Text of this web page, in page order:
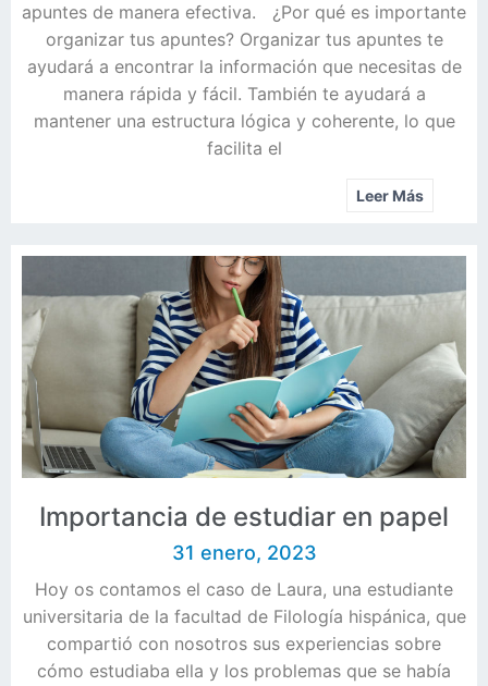
apuntes de manera efectiva. ¿Por qué es importante
organizar tus apuntes? Organizar tus apuntes te
ayudará a encontrar la información que necesitas de
manera rápida y fácil. También te ayudará a
mantener una estructura lógica y coherente, lo que
facilita el
Leer Más
Importancia de estudiar en papel
31 enero, 2023
Hoy os contamos el caso de Laura, una estudiante
universitaria de la facultad de Filología hispánica, que
compartió con nosotros sus experiencias sobre
cómo estudiaba ella y los problemas que se había